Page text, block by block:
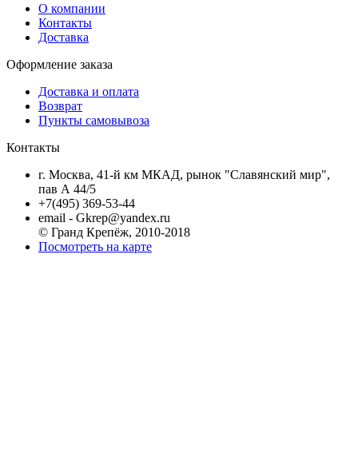
О компании
Контакты
Доставка
Оформление заказа
Доставка и оплата
Возврат
Пункты самовывоза
Контакты
г. Москва, 41-й км МКАД, рынок "Славянский мир",
пав А 44/5
+7(495) 369-53-44
email - Gkrep@yandex.ru
© Гранд Крепёж, 2010-2018
Посмотреть на карте